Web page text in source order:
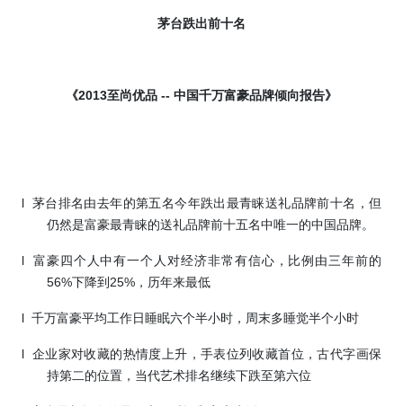
茅台跌出前十名
《2013至尚优品 -- 中国千万富豪品牌倾向报告》
l 茅台排名由去年的第五名今年跌出最青睐送礼品牌前十名，但
仍然是富豪最青睐的送礼品牌前十五名中唯一的中国品牌。
l
富豪四个人中有一个人对经济非常有信心，比例由三年前的
56%下降到 25% ，历年来最低
l 千万富豪平均工作日睡眠六个半小时，周末多睡觉半个小时
l 企业家对收藏的热情度上升，手表位列收藏首位，古代字画保
持第二的位置，当代艺术排名继续下跌至第六位